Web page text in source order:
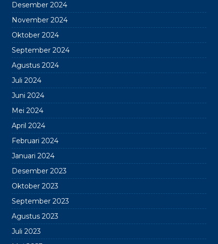
Desember 2024
November 2024
Oktober 2024
September 2024
Agustus 2024
Juli 2024
Juni 2024
Mei 2024
April 2024
Februari 2024
Januari 2024
Desember 2023
Oktober 2023
September 2023
Agustus 2023
Juli 2023